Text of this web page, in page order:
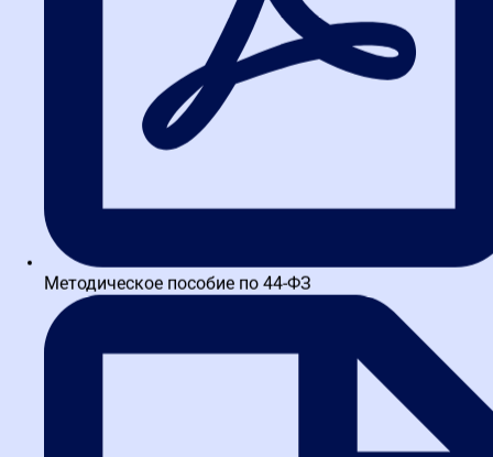
Судебный спор по 44-ФЗ: 504 часа обучения – что
важно знать заказчикам и поставщикам
Бесплатный вебинар 17 июля: изменения в закупках с 1
июля 2026
Обзор новостей госзакупок: ключевые события с 29
Методическое пособие по 44-ФЗ